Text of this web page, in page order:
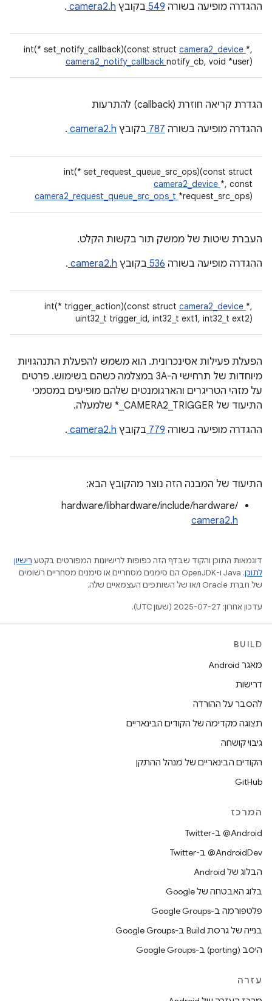
ההגדרה מופיעה בשורה 549 בקובץ camera2.h
.
int(* set_notify_callback)(const struct camera2_device *,
camera2_notify_callback notify_cb, void *user)
הגדרת קריאה חוזרת (callback) להתרעות
ההגדרה מופיעה בשורה 787 בקובץ camera2.h
.
int(* set_request_queue_src_ops)(const struct
camera2_device *, const
camera2_request_queue_src_ops_t *request_src_ops)
העברת שיטות של ממשק תור בקשות הקלט.
ההגדרה מופיעה בשורה 536 בקובץ camera2.h
.
int(* trigger_action)(const struct camera2_device *,
uint32_t trigger_id, int32_t ext1, int32_t ext2)
הפעלת פעילות אסינכרונית. הוא משמש להפעלת התנהגויות
מיוחדות של תרחישי ה-3A במצלמה כשהם בשימוש. פרטים
על מזהי הטריגרים והארגומנטים שלהם מופיעים במסמכי
התיעוד של CAMERA2_TRIGGER_* שלמעלה.
ההגדרה מופיעה בשורה 779 בקובץ camera2.h
.
התיעוד של המבנה הזה נוצר מהקובץ הבא:
hardware/libhardware/include/hardware/
camera2.h
דוגמאות התוכן והקוד שבדף הזה כפופות לרישיונות המפורטים בקטע רישיון
לתוכן
.‏ Java ו-OpenJDK הם סימנים מסחריים או סימנים מסחריים רשומים
של חברת Oracle ו/או של השותפים העצמאיים שלה.
עדכון אחרון: 2025-07-27 (שעון UTC).
BUILD
מאגר Android
דרישות
להסבר על ההורדה
תצוגה מקדימה של הקודים הבינאריים
גיבוי קושחה
הקודים הבינאריים של מנהל ההתקן
GitHub
המרכז
‎@Android ב-Twitter
‎@AndroidDev ב-Twitter
הבלוג של Android
בלוג האבטחה של Google
פלטפורמה ב-Google Groups
בנייה של גרסת Build ב-Google Groups
היסב (porting) ב-Google Groups
עזרה